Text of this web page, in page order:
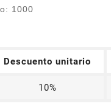
1000
Descuento unitario
10%